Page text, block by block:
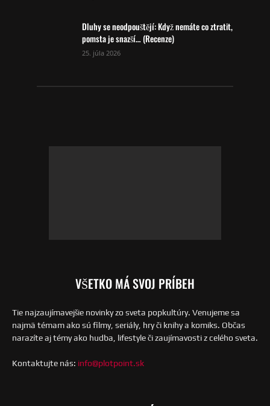
Dluhy se neodpouštějí: Když nemáte co ztratit,
pomsta je snazší… (Recenze)
25. júla 2026
VŠETKO MÁ SVOJ PRÍBEH
Tie najzaujímavejšie novinky zo sveta popkultúry. Venujeme sa
najmä témam ako sú filmy, seriály, hry či knihy a komiks. Občas
narazíte aj témy ako hudba, lifestyle či zaujímavosti z celého sveta.
Kontaktujte nás: info@plotpoint.sk